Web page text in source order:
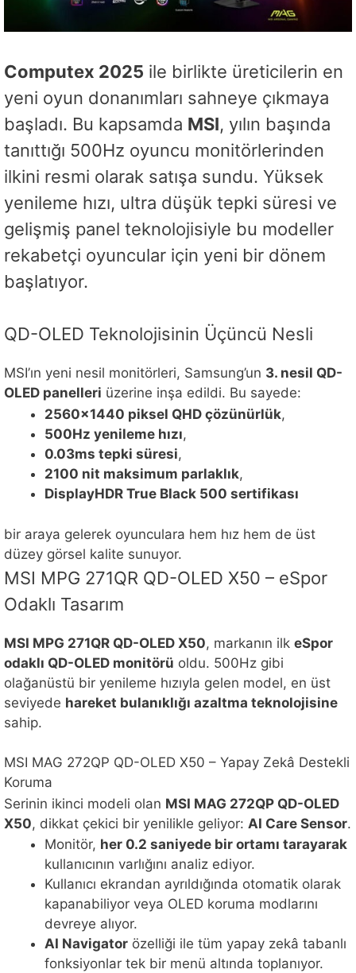
Computex 2025 ile birlikte üreticilerin en
yeni oyun donanımları sahneye çıkmaya
başladı. Bu kapsamda MSI, yılın başında
tanıttığı 500Hz oyuncu monitörlerinden
ilkini resmi olarak satışa sundu. Yüksek
yenileme hızı, ultra düşük tepki süresi ve
gelişmiş panel teknolojisiyle bu modeller
rekabetçi oyuncular için yeni bir dönem
başlatıyor.
QD-OLED Teknolojisinin Üçüncü Nesli
MSI’ın yeni nesil monitörleri, Samsung’un 3. nesil QD-
OLED panelleri üzerine inşa edildi. Bu sayede:
2560×1440 piksel QHD çözünürlük,
500Hz yenileme hızı,
0.03ms tepki süresi,
2100 nit maksimum parlaklık,
DisplayHDR True Black 500 sertifikası
bir araya gelerek oyunculara hem hız hem de üst
düzey görsel kalite sunuyor.
MSI MPG 271QR QD-OLED X50 – eSpor
Odaklı Tasarım
MSI MPG 271QR QD-OLED X50, markanın ilk eSpor
odaklı QD-OLED monitörü oldu. 500Hz gibi
olağanüstü bir yenileme hızıyla gelen model, en üst
seviyede hareket bulanıklığı azaltma teknolojisine
sahip.
MSI MAG 272QP QD-OLED X50 – Yapay Zekâ Destekli
Koruma
Serinin ikinci modeli olan MSI MAG 272QP QD-OLED
X50, dikkat çekici bir yenilikle geliyor: AI Care Sensor.
Monitör, her 0.2 saniyede bir ortamı tarayarak
kullanıcının varlığını analiz ediyor.
Kullanıcı ekrandan ayrıldığında otomatik olarak
kapanabiliyor veya OLED koruma modlarını
devreye alıyor.
AI Navigator özelliği ile tüm yapay zekâ tabanlı
fonksiyonlar tek bir menü altında toplanıyor.